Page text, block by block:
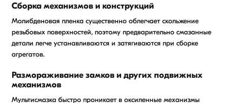
Сборка механизмов и конструкций
Молибденовая пленка существенно облегчает скольжение
резьбовых поверхностей, поэтому предварительно смазанные
детали легче устанавливаются и затягиваются при сборке
агрегатов.
Размораживание замков и других подвижных
механизмов
Мультисмазка быстро проникает в оксиленные механизмы